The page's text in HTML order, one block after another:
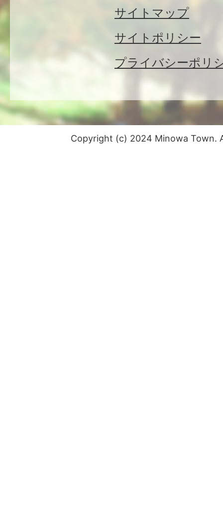
サイトマップ
サイトポリシー
プライバシーポリ
Copyright (c) 2024 Minowa Town.